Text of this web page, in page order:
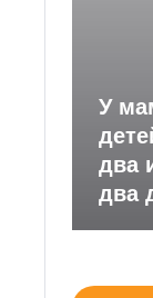
У
два
два